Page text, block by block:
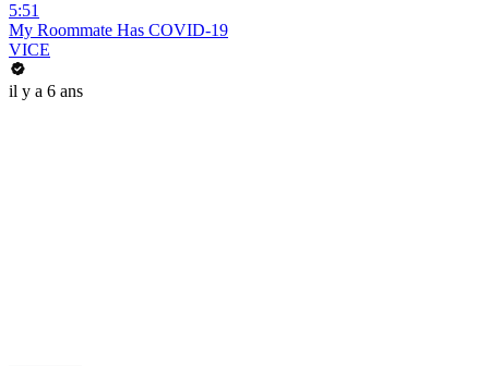
5:51
My Roommate Has COVID-19
VICE
il y a 6 ans